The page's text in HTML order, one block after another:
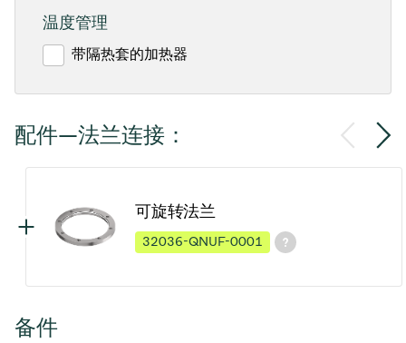
温度管理
带隔热套的加热器
配件—法兰连接：
可旋转法兰
32036-QNUF-0001
备件